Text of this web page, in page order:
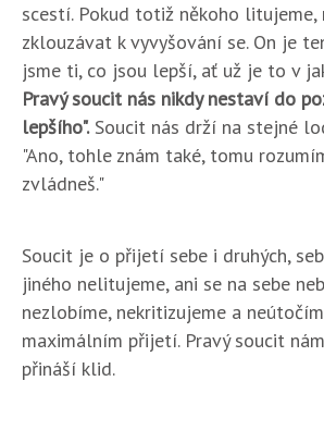
scestí. Pokud totiž někoho litujeme,
zklouzávat k vyvyšování se. On je
jsme ti, co jsou lepší, ať už je to v
Pravý soucit nás nikdy nestaví do
lepšího".Soucit nás drží na stejné
"Ano, tohle znám také, tomu
zvládneš."
Soucit je o přijetí sebe i druhých,
jiného nelitujeme, ani se na sebe
nezlobíme, nekritizujeme a
maximálním přijetí. Pravý soucit
přináší klid.